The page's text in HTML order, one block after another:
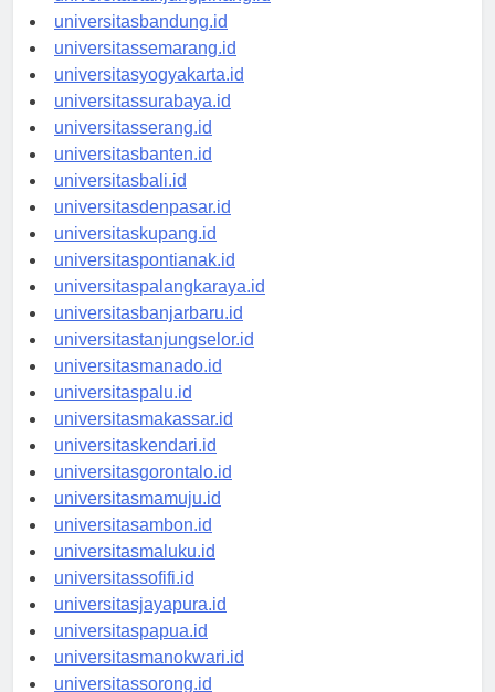
universitastanjungpinang.id
universitasbandung.id
universitassemarang.id
universitasyogyakarta.id
universitassurabaya.id
universitasserang.id
universitasbanten.id
universitasbali.id
universitasdenpasar.id
universitaskupang.id
universitaspontianak.id
universitaspalangkaraya.id
universitasbanjarbaru.id
universitastanjungselor.id
universitasmanado.id
universitaspalu.id
universitasmakassar.id
universitaskendari.id
universitasgorontalo.id
universitasmamuju.id
universitasambon.id
universitasmaluku.id
universitassofifi.id
universitasjayapura.id
universitaspapua.id
universitasmanokwari.id